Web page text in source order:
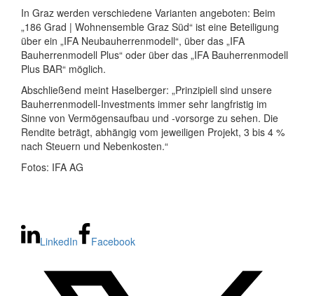
In Graz werden verschiedene Varianten angeboten: Beim
„186 Grad | Wohnensemble Graz Süd“ ist eine Beteiligung
über ein „IFA Neubauherrenmodell“, über das „IFA
Bauherrenmodell Plus“ oder über das „IFA Bauherrenmodell
Plus BAR“ möglich.
Abschließend meint Haselberger: „Prinzipiell sind unsere
Bauherrenmodell-Investments immer sehr langfristig im
Sinne von Vermögensaufbau und -vorsorge zu sehen. Die
Rendite beträgt, abhängig vom jeweiligen Projekt, 3 bis 4 %
nach Steuern und Nebenkosten.“
Fotos: IFA AG
LinkedIn Facebook